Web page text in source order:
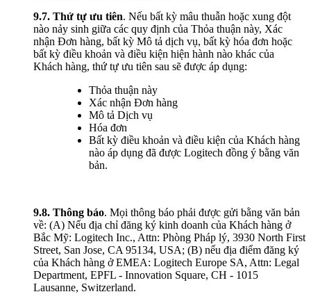
9.7. Thứ tự ưu tiên. Nếu bất kỳ mâu thuẫn hoặc xung đột
nào nảy sinh giữa các quy định của Thỏa thuận này, Xác
nhận Đơn hàng, bất kỳ Mô tả dịch vụ, bất kỳ hóa đơn hoặc
bất kỳ điều khoản và điều kiện hiện hành nào khác của
Khách hàng, thứ tự ưu tiên sau sẽ được áp dụng:
Thỏa thuận này
Xác nhận Đơn hàng
Mô tả Dịch vụ
Hóa đơn
Bất kỳ điều khoản và điều kiện của Khách hàng
nào áp dụng đã được Logitech đồng ý bằng văn
bản.
9.8. Thông báo. Mọi thông báo phải được gửi bằng văn bản
về: (A) Nếu địa chỉ đăng ký kinh doanh của Khách hàng ở
Bắc Mỹ: Logitech Inc., Attn: Phòng Pháp lý, 3930 North First
Street, San Jose, CA 95134, USA; (B) nếu địa điểm đăng ký
của Khách hàng ở EMEA: Logitech Europe SA, Attn: Legal
Department, EPFL - Innovation Square, CH - 1015
Lausanne, Switzerland.